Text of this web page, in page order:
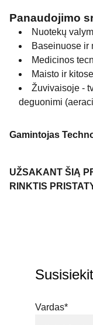
Panaudojimo
Nuotekų
Baseinuose ir
Medicinos
Maisto ir
Žuvivaisoje -
deguonimi
Gamintojas
UŽSAKANT ŠIĄ
RINKTIS
Vardas*